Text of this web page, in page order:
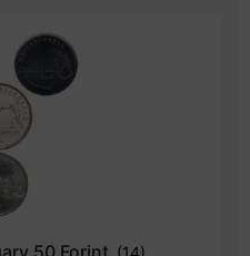
50 Forint (14)